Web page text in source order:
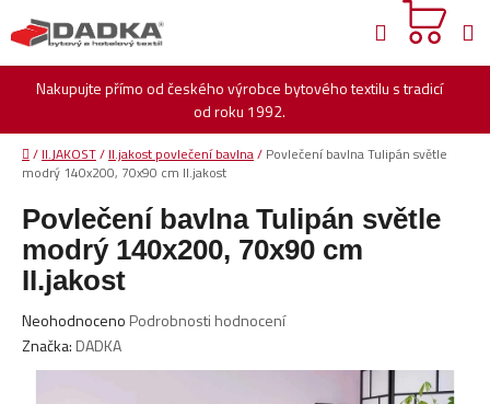
na
obsah
Nakupujte přímo od českého výrobce bytového textilu s tradicí
od roku 1992.
Hledat
Domů
/ II.JAKOST/ II.jakost povlečení bavlna/ Povlečení bavlna Tulipán světle
modrý 140x200, 70x90 cm II.jakost
Povlečení bavlna Tulipán světle
modrý 140x200, 70x90 cm
II.jakost
Průměrné
hodnocení
produktu
Neohodnoceno Podrobnosti hodnocení
Značka: DADKA